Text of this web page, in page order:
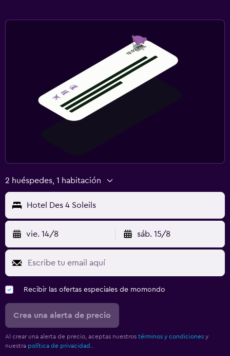
2 huéspedes, 1 habitación
Hotel Des 4 Soleils
vie. 14/8 sáb. 15/8
Recibir las ofertas especiales de momondo
Crea una alerta de precio
Al crear una alerta de precio, aceptas nuestros términos y condiciones y
nuestra política de privacidad.